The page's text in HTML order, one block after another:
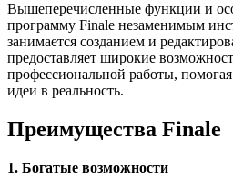
Вышеперечисленные функции и
программу Finale незаменимым
занимается созданием и
предоставляет широкие
профессиональной работы,
идеи в реальность.
Преимущества Finale
1. Богатые возможности